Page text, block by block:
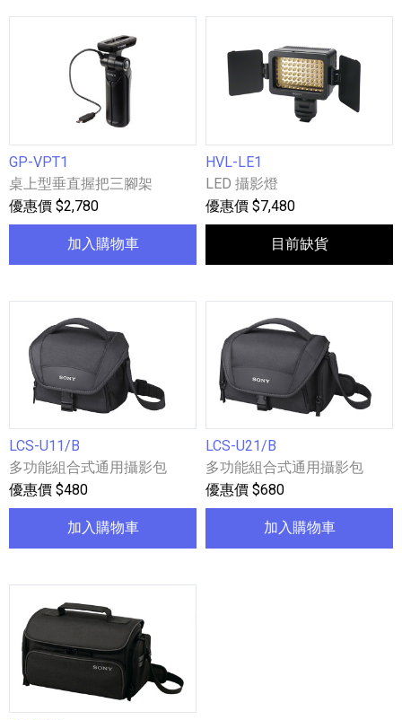
GP-VPT1
桌上型垂直握把三腳架
優惠價 $2,780
加入購物車
HVL-LE1
LED 攝影燈
優惠價 $7,480
目前缺貨
LCS-U11/B
多功能組合式通用攝影包
優惠價 $480
加入購物車
LCS-U21/B
多功能組合式通用攝影包
優惠價 $680
加入購物車